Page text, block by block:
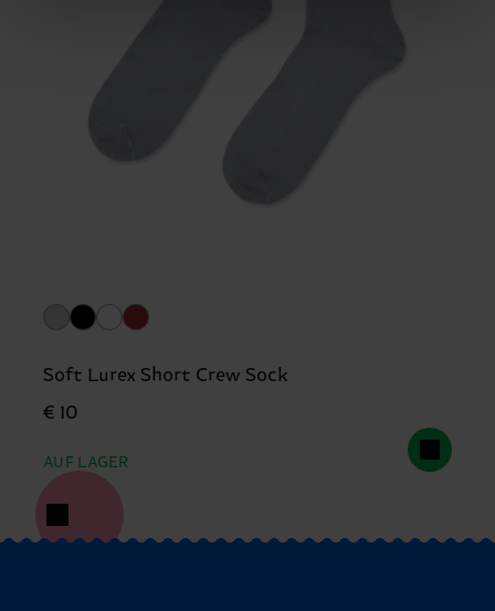
Soft Lurex Short Crew Sock
€ 10
AUF LAGER